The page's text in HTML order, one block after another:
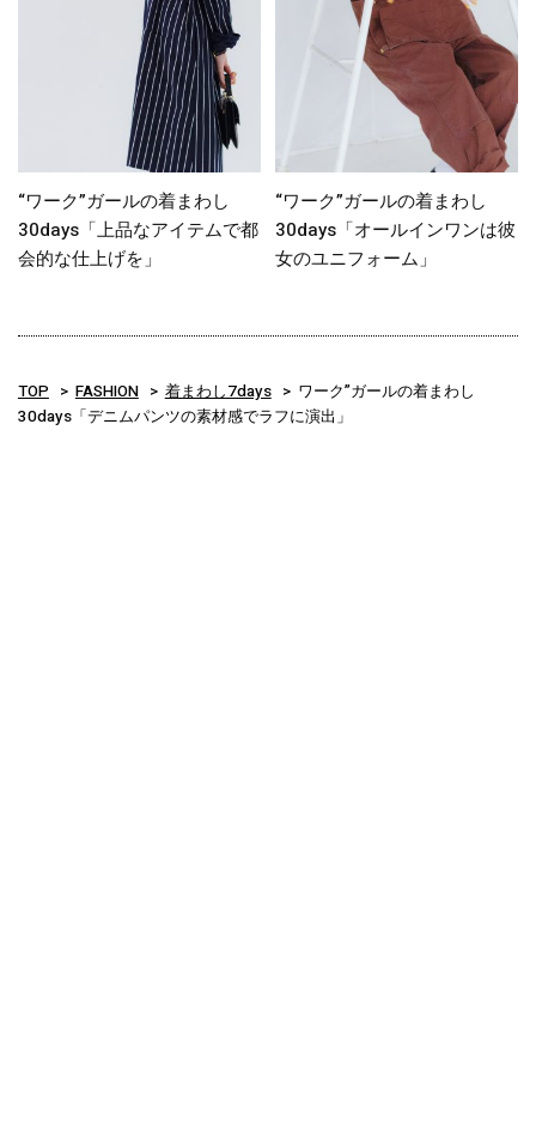
“ワーク”ガールの着まわし
30days「上品なアイテムで都
会的な仕上げを」
“ワーク”ガールの着まわし
30days「オールインワンは彼
女のユニフォーム」
TOP FASHION 着まわし7days
ワーク”ガールの着まわし
30days「デニムパンツの素材感でラフに演出」